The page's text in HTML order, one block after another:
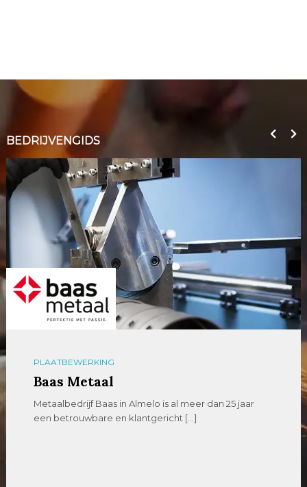
BEDRIJVENGIDS
PLAATBEWERKING
Baas Metaal
Metaalbedrijf Baas in Almelo is al meer dan 25 jaar
een betrouwbare en klantgericht […]